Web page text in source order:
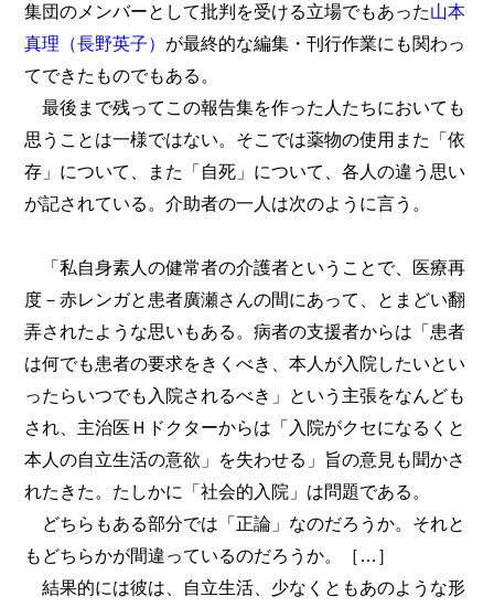
集団のメンバーとして批判を受ける立場でもあった山本
真理（長野英子） が最終的な編集・刊行作業にも関わっ
てできたものでもある。
最後まで残ってこの報告集を作った人たちにおいても
思うことは一様ではない。そこでは薬物の使用また「依
存」について、また「自死」について、各人の違う思い
が記されている。介助者の一人は次のように言う。
「私自身素人の健常者の介護者ということで、医療再
度－赤レンガと患者廣瀬さんの間にあって、とまどい翻
弄されたような思いもある。病者の支援者からは「患者
は何でも患者の要求をきくべき、本人が入院したいとい
ったらいつでも入院されるべき」という主張をなんども
され、主治医Ｈドクターからは「入院がクセになるくと
本人の自立生活の意欲」を失わせる」旨の意見も聞かさ
れたきた。たしかに「社会的入院」は問題である。
どちらもある部分では「正論」なのだろうか。それと
もどちらかが間違っているのだろうか。［…］
結果的には彼は、自立生活、少なくともあのような形